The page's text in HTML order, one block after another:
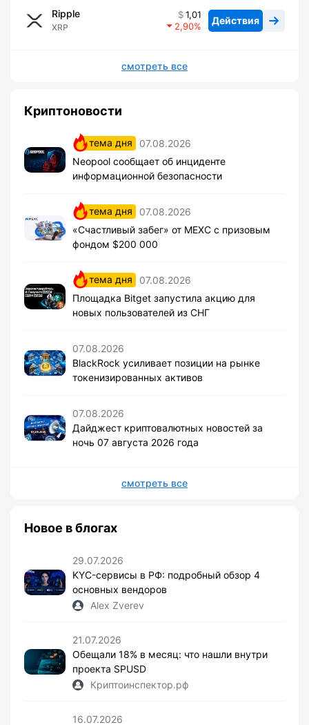
Ripple
XRP
1,01
2,90
Действия
смотреть все
Криптоновости
тема дня
07.08.2026
Neopool сообщает об инциденте
информационной безопасности
тема дня
07.08.2026
«Счастливый забег» от MEXC с призовым
фондом $200 000
тема дня
07.08.2026
Площадка Bitget запустила акцию для
новых пользователей из СНГ
07.08.2026
BlackRock усиливает позиции на рынке
токенизированных активов
07.08.2026
Дайджест криптовалютных новостей за
ночь 07 августа 2026 года
смотреть все
Новое в блогах
29.07.2026
KYC-сервисы в РФ: подробный обзор 4
основных вендоров
Alex Zverev
21.07.2026
Обещали 18% в месяц: что нашли внутри
проекта SPUSD
Криптоинспектор.рф
16.07.2026